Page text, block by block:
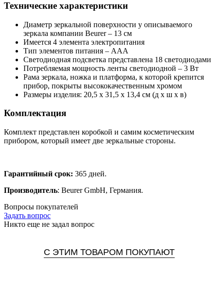
Технические характеристики
Диаметр зеркальной поверхности у описываемого
зеркала компании Beurer – 13 см
Имеется 4 элемента электропитания
Тип элементов питания – ААА
Светодиодная подсветка представлена 18 светодиодами
Потребляемая мощность ленты светодиодной – 3 Вт
Рама зеркала, ножка и платформа, к которой крепится
прибор, покрыты высококачественным хромом
Размеры изделия: 20,5 x 31,5 x 13,4 см (д x ш x в)
Комплектация
Комплект представлен коробкой и самим косметическим
прибором, который имеет две зеркальные стороны.
Гарантийный срок: 365 дней.
Производитель: Beurer GmbH, Германия.
Вопросы покупателей
Задать вопрос
Никто еще не задал вопрос
С ЭТИМ ТОВАРОМ ПОКУПАЮТ